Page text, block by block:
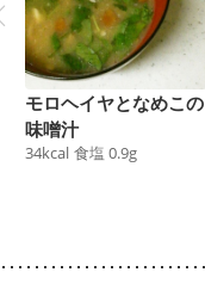
モロヘイヤとなめこの
味噌汁
34kcal 食塩 0.9g